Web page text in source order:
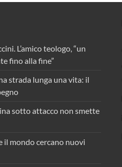
L’amico teologo, “un
fino alla fine”
strada lunga una vita: il
sotto attacco non smette
il mondo cercano nuovi